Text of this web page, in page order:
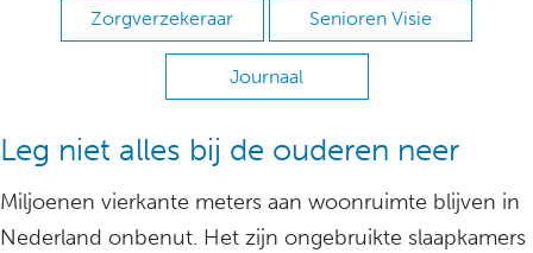
Zorgverzekeraar Senioren Visie
Journaal
Leg niet alles bij de ouderen neer
Miljoenen vierkante meters aan woonruimte blijven in
Nederland onbenut. Het zijn ongebruikte slaapkamers